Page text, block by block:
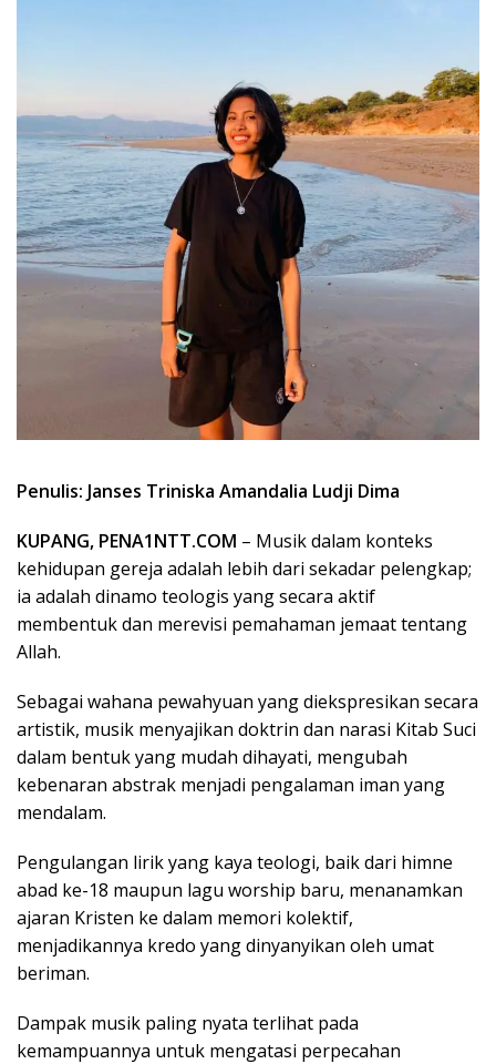
Penulis: Janses Triniska Amandalia Ludji Dima
KUPANG, PENA1NTT.COM – Musik dalam konteks
kehidupan gereja adalah lebih dari sekadar pelengkap;
ia adalah dinamo teologis yang secara aktif
membentuk dan merevisi pemahaman jemaat tentang
Allah.
Sebagai wahana pewahyuan yang diekspresikan secara
artistik, musik menyajikan doktrin dan narasi Kitab Suci
dalam bentuk yang mudah dihayati, mengubah
kebenaran abstrak menjadi pengalaman iman yang
mendalam.
Pengulangan lirik yang kaya teologi, baik dari himne
abad ke-18 maupun lagu worship baru, menanamkan
ajaran Kristen ke dalam memori kolektif,
menjadikannya kredo yang dinyanyikan oleh umat
beriman.
Dampak musik paling nyata terlihat pada
kemampuannya untuk mengatasi perpecahan